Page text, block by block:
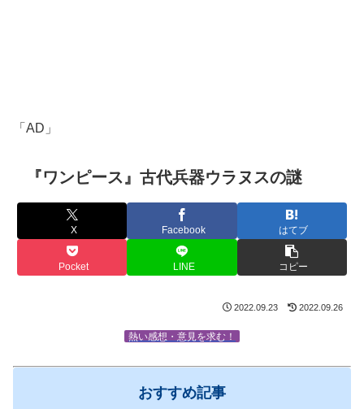
「AD」
『ワンピース』古代兵器ウラヌスの謎
X Facebook はてブ
Pocket LINE コピー
2022.09.23 2022.09.26
熱い感想・意見を求む！
おすすめ記事